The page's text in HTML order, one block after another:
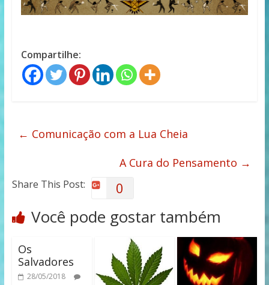
Compartilhe:
← Comunicação com a Lua Cheia
A Cura do Pensamento →
Share This Post: 0
Você pode gostar também
Os
Salvadores
28/05/2018